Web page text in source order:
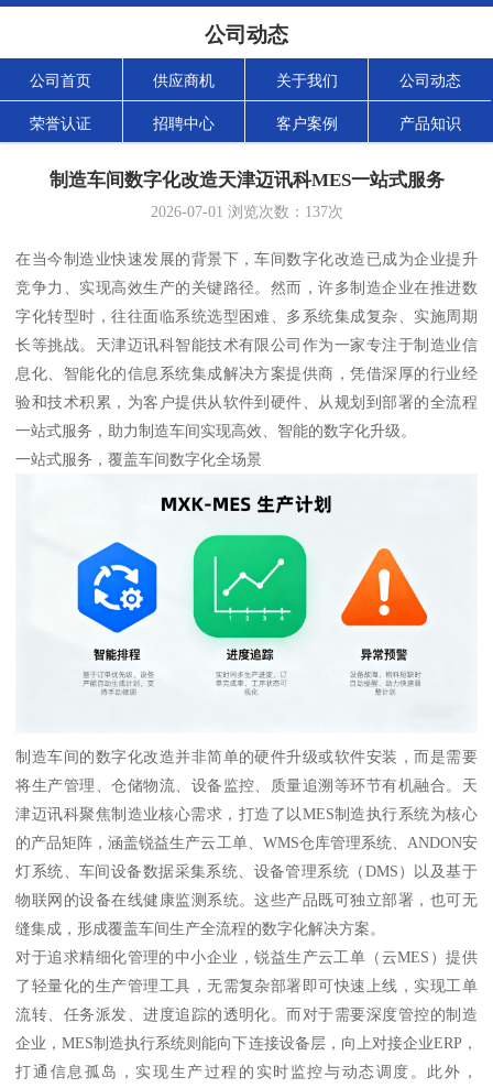
公司动态
公司首页 供应商机 关于我们 公司动态
荣誉认证 招聘中心 客户案例 产品知识
制造车间数字化改造天津迈讯科MES一站式服务
2026-07-01 浏览次数： 137次
在当今制造业快速发展的背景下，车间数字化改造已成为企业提升
竞争力、实现高效生产的关键路径。然而，许多制造企业在推进数
字化转型时，往往面临系统选型困难、多系统集成复杂、实施周期
长等挑战。天津迈讯科智能技术有限公司作为一家专注于制造业信
息化、智能化的信息系统集成解决方案提供商，凭借深厚的行业经
验和技术积累，为客户提供从软件到硬件、从规划到部署的全流程
一站式服务，助力制造车间实现高效、智能的数字化升级。
一站式服务，覆盖车间数字化全场景
制造车间的数字化改造并非简单的硬件升级或软件安装，而是需要
将生产管理、仓储物流、设备监控、质量追溯等环节有机融合。天
津迈讯科聚焦制造业核心需求，打造了以MES制造执行系统为核心
的产品矩阵，涵盖锐益生产云工单、WMS仓库管理系统、ANDON安
灯系统、车间设备数据采集系统、设备管理系统（DMS）以及基于
物联网的设备在线健康监测系统。这些产品既可独立部署，也可无
缝集成，形成覆盖车间生产全流程的数字化解决方案。
对于追求精细化管理的中小企业，锐益生产云工单（云MES）提供
了轻量化的生产管理工具，无需复杂部署即可快速上线，实现工单
流转、任务派发、进度追踪的透明化。而对于需要深度管控的制造
企业，MES制造执行系统则能向下连接设备层，向上对接企业ERP，
打通信息孤岛，实现生产过程的实时监控与动态调度。此外，